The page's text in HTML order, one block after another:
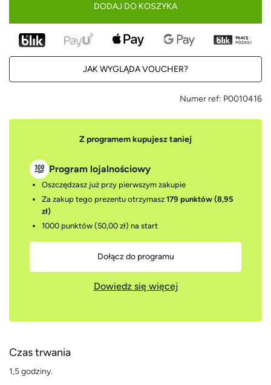
DODAJ DO KOSZYKA
JAK WYGLĄDA VOUCHER?
Numer ref: P0010416
Z programem kupujesz taniej
Program lojalnościowy
Oszczędzasz już przy pierwszym zakupie
Za zakup tego prezentu otrzymasz 179 punktów (8,95
zł)
1000 punktów (50,00 zł) na start
Dołącz do programu
Dowiedz się więcej
Czas trwania
1,5 godziny.